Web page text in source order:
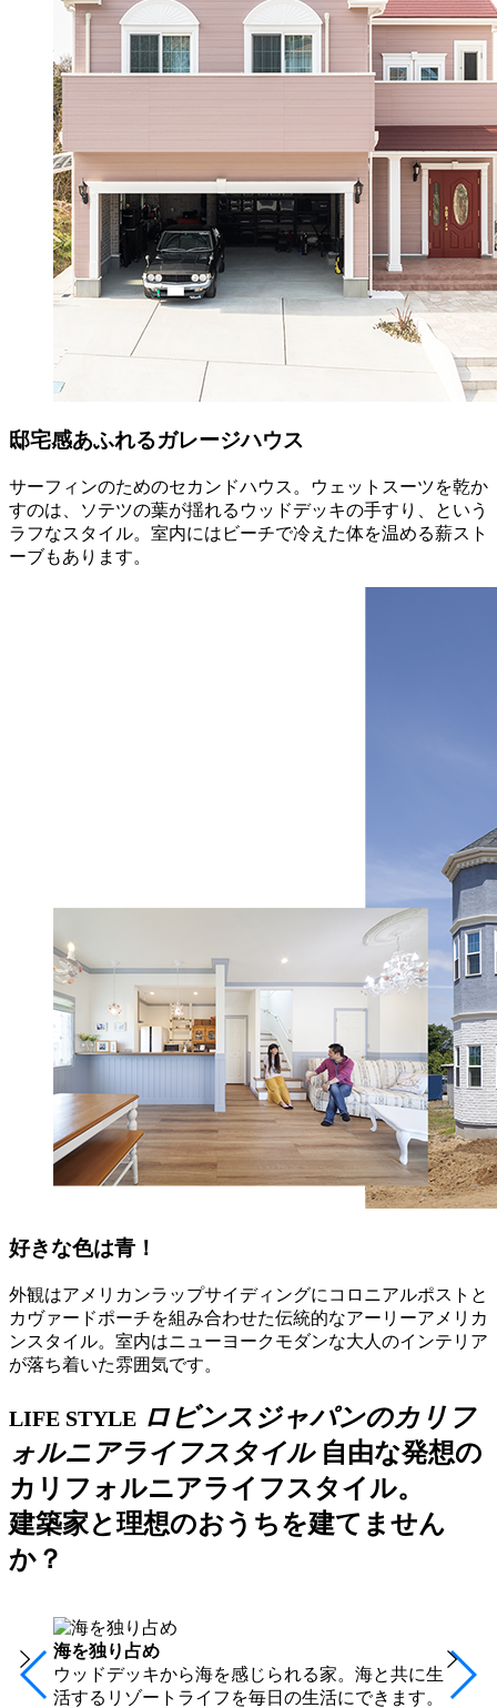
邸宅感あふれるガレージハウス
サーフィンのためのセカンドハウス。ウェットスーツを乾か
すのは、ソテツの葉が揺れるウッドデッキの手すり、という
ラフなスタイル。室内にはビーチで冷えた体を温める薪スト
ーブもあります。
好きな色は青！
外観はアメリカンラップサイディングにコロニアルポストと
カヴァードポーチを組み合わせた伝統的なアーリーアメリカ
ンスタイル。室内はニューヨークモダンな大人のインテリア
が落ち着いた雰囲気です。
LIFE STYLE ロビンスジャパンのカリフ
ォルニアライフスタイル 自由な発想の
カリフォルニアライフスタイル。
建築家と理想のおうちを建てません
か？
雰囲気にはまるヴィンテージカーも
天然木とファブリックの色でナチュラルなアメリ
カンスタイルを実現。センスが光るインテリアス